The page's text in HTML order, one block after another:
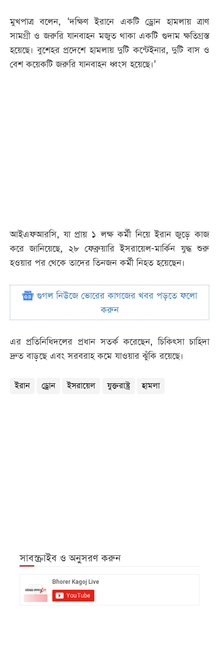
মুখপাত্র বলেন, ‘দক্ষিণ ইরানে একটি ড্রোন হামলায় ত্রাণ
সামগ্রী ও জরুরি যানবাহন মজুত থাকা একটি গুদাম ক্ষতিগ্রস্ত
হয়েছে। বুশেহর প্রদেশে হামলায় দুটি কন্টেইনার, দুটি বাস ও
বেশ কয়েকটি জরুরি যানবাহন ধ্বংস হয়েছে।’
আইএফআরসি, যা প্রায় ১ লক্ষ কর্মী নিয়ে ইরান জুড়ে কাজ
করে জানিয়েছে, ২৮ ফেব্রুয়ারি ইসরায়েল-মার্কিন যুদ্ধ শুরু
হওয়ার পর থেকে তাদের তিনজন কর্মী নিহত হয়েছেন।
গুগল নিউজে ভোরের কাগজের খবর পড়তে ফলো
করুন
এর প্রতিনিধিদলের প্রধান সতর্ক করেছেন, চিকিৎসা চাহিদা
দ্রুত বাড়ছে এবং সরবরাহ কমে যাওয়ার ঝুঁকি রয়েছে।
ইরান ড্রোন ইসরায়েল যুক্তরাষ্ট্র হামলা
সাবস্ক্রাইব ও অনুসরণ করুন